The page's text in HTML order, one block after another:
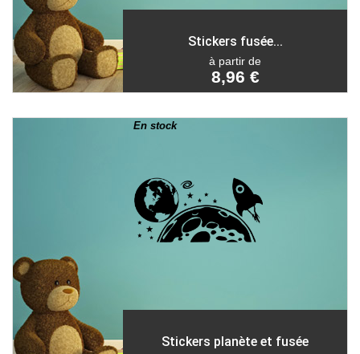
Stickers fusée...
à partir de
8,96 €
En stock
Stickers planète et fusée